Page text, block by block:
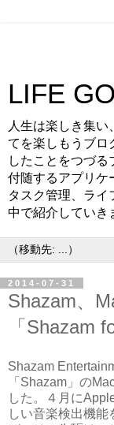
LIFE
人生は楽しき集
てを楽しもうブロ
したことをつづ
付随するアプリケ
タスク管理、ライ
中で紹介していき
2014-07-31
Shazam、
「Shazam
Shazam
「Shazam」の
した。４月に
しい音楽検出機能